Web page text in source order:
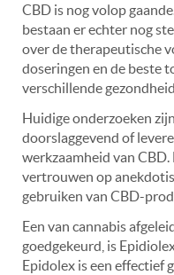
CBD is nog volop
bestaan er echter nog
over de therapeutische
doseringen en de beste
verschillende
Huidige onderzoeken
doorslaggevend of
werkzaamheid van
vertrouwen op
gebruiken van CBD-
Een van cannabis
goedgekeurd, is
Epidolex is een effectief